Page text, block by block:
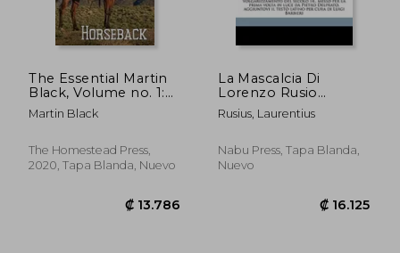
The Essential Martin
Black, Volume no. 1:
Horseback (1) (en
Inglés)
Martin Black
The Homestead Press,
2020, Tapa Blanda, Nuevo
La Mascalcia Di
Lorenzo Rusio
Volgarizzamento del
Secolo 14., Messo Per
Luce Da Pietro
Delprato, Aggiuntovi
Rusius, Laurentius
Nabu Press, Tapa Blanda,
Nuevo